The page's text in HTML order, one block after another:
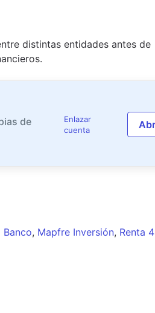
distintas entidades antes de
de
Enlazar
cuenta
Banco, Mapfre Inversión, Renta 4